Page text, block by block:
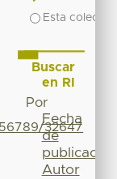
32647
Esta
Buscar
en RI
Por
Fecha
de
publicación
Autor